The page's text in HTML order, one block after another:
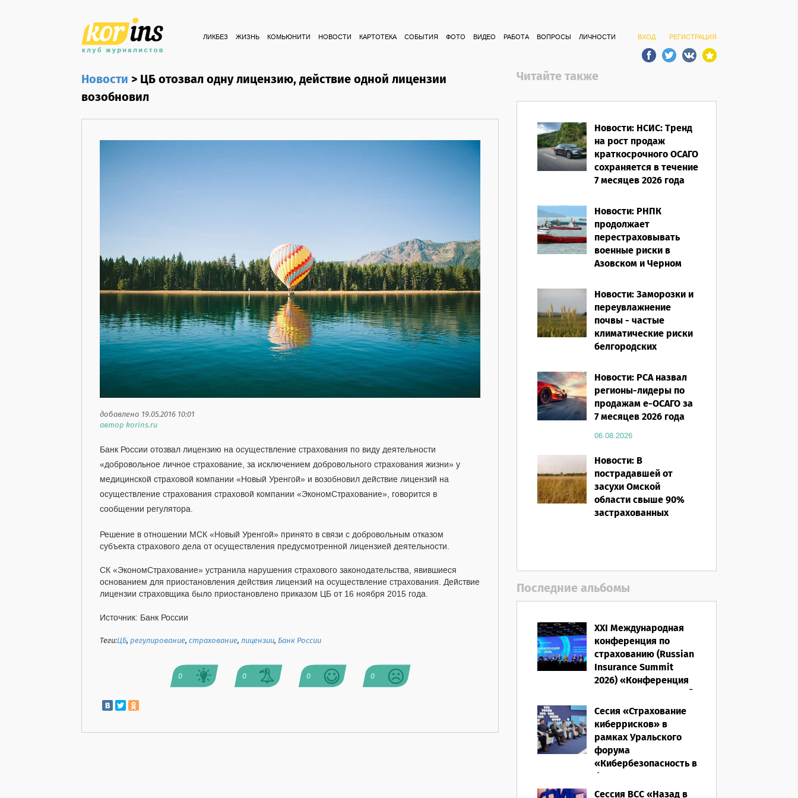
ВХОД РЕГИСТРАЦИЯ
ЛИКБЕЗ ЖИЗНЬ КОМЬЮНИТИ НОВОСТИ КАРТОТЕКА СОБЫТИЯ ФОТО ВИДЕО РАБОТА ВОПРОСЫ ЛИЧНОСТИ
Новости>ЦБ отозвал одну лицензию, действие одной лицензии
возобновил
добавлено 19.05.2016 10:01
автор korins.ru
Банк России отозвал лицензию на осуществление страхования по виду деятельности
«добровольное личное страхование, за исключением добровольного страхования жизни» у
медицинской страховой компании «Новый Уренгой» и возобновил действие лицензий на
осуществление страхования страховой компании «ЭкономСтрахование», говорится в
сообщении регулятора.
Решение в отношении МСК «Новый Уренгой» принято в связи с добровольным отказом
субъекта страхового дела от осуществления предусмотренной лицензией деятельности.
СК «ЭкономСтрахование» устранила нарушения страхового законодательства, явившиеся
основанием для приостановления действия лицензий на осуществление страхования. Действие
лицензии страховщика было приостановлено приказом ЦБ от 16 ноября 2015 года.
Источник: Банк России
Теги:ЦБ,регулирование,страхование,лицензии, Банк России
0 0 0 0
Читайте также
Новости: НСИС: Тренд
на рост продаж
краткосрочного ОСАГО
сохраняется в течение
7 месяцев 2026 года
Новости: РНПК
продолжает
перестраховывать
военные риски в
Азовском и Черном
06.08.2026
Новости: Заморозки и
переувлажнение
почвы - частые
климатические риски
белгородских
06.08.2026
Новости: РСА назвал
регионы-лидеры по
продажам е-ОСАГО за
7 месяцев 2026 года
06.08.2026
Новости: В
пострадавшей от
засухи Омской
области свыше 90%
застрахованных
Последние альбомы
XXI Международная
конференция по
страхованию (Russian
Insurance Summit
2026) «Конференция
ВСС-2026: Культурный
код страхования/
Человеческий
фактор»
28.05.2026
Сесия «Страхование
киберрисков» в
рамках Уральского
форума
«Кибербезопасность в
финансах» 2026
16.03.2026
Сессия ВСС «Назад в